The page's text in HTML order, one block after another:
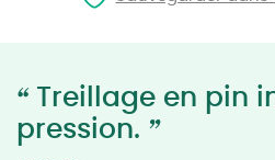
“ Treillage en pin
pression. ”